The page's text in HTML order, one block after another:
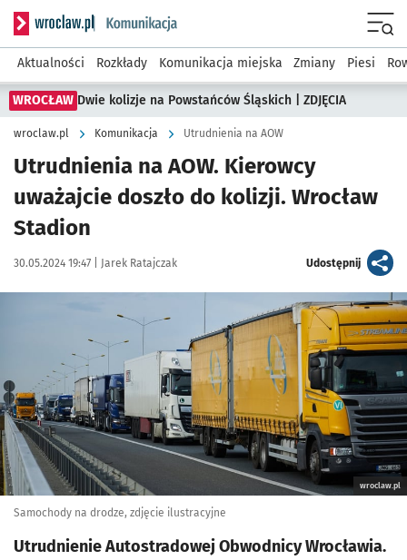
Serwis informacyjny wroclaw.pl podserwis: Komunikacja
Aktualności Rozkłady Komunikacja miejska Zmiany Piesi
WROCŁAW Dwie kolizje na Powstańców Śląskich | ZDJĘCIA
wroclaw.pl Komunikacja Utrudnienia na AOW
Utrudnienia na AOW. Kierowcy
uważajcie doszło do kolizji. Wrocław
Stadion
Data publikacji:
30.05.2024 19:47 | Autor:
Jarek Ratajczak Udostępnijartykuł
wroclaw.pl
Samochody na drodze, zdjęcie ilustracyjne
Utrudnienie Autostradowej Obwodnicy Wrocławia.